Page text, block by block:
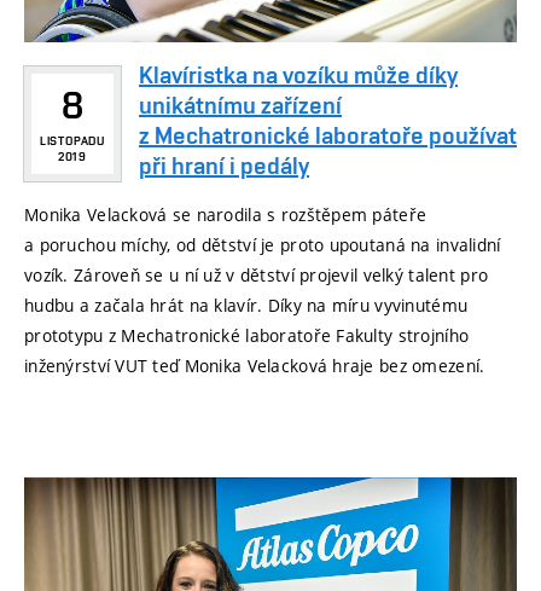
8
LISTOPADU
2019
Klavíristka na vozíku může díky
unikátnímu zařízení
z Mechatronické laboratoře používat
při hraní i pedály
Monika Velacková se narodila s rozštěpem páteře
a poruchou míchy, od dětství je proto upoutaná na invalidní
vozík. Zároveň se u ní už v dětství projevil velký talent pro
hudbu a začala hrát na klavír. Díky na míru vyvinutému
prototypu z Mechatronické laboratoře Fakulty strojního
inženýrství VUT teď Monika Velacková hraje bez omezení.